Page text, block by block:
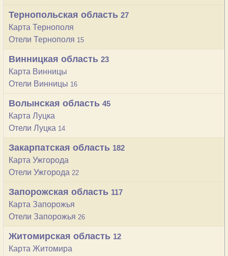
Тернопольская область 27
Карта Тернополя
Отели Тернополя 15
Винницкая область 23
Карта Винницы
Отели Винницы 16
Волынская область 45
Карта Луцка
Отели Луцка 14
Закарпатская область 182
Карта Ужгорода
Отели Ужгорода 22
Запорожская область 117
Карта Запорожья
Отели Запорожья 26
Житомирская область 12
Карта Житомира